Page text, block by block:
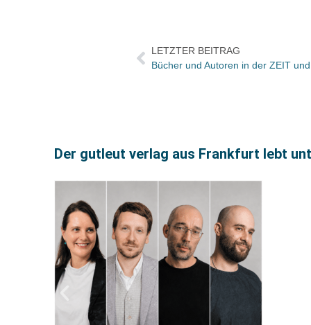
LETZTER BEITRAG
Bücher und Autoren in der ZEIT
Der gutleut verlag aus Frankfurt lebt